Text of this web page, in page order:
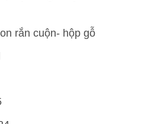
rắn cuộn- hộp gỗ